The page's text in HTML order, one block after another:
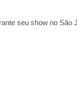
seu show no São